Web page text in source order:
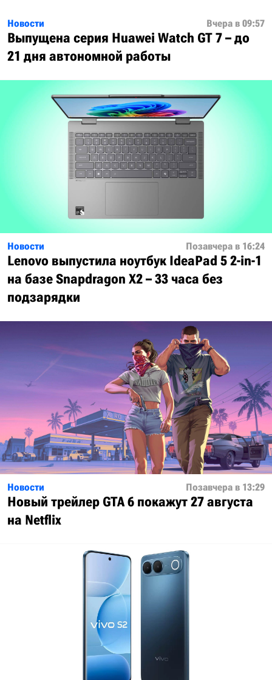
Новости Вчера в 09:57
Выпущена серия Huawei Watch GT 7 – до
21 дня автономной работы
Новости Позавчера в 16:24
Lenovo выпустила ноутбук IdeaPad 5 2-in-1
на базе Snapdragon X2 – 33 часа без
подзарядки
Новости Позавчера в 13:29
Новый трейлер GTA 6 покажут 27 августа
на Netflix